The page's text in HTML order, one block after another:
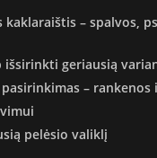
– spalvos,
išsirinkti geriausią
– rankenos
pelėsio valiklį